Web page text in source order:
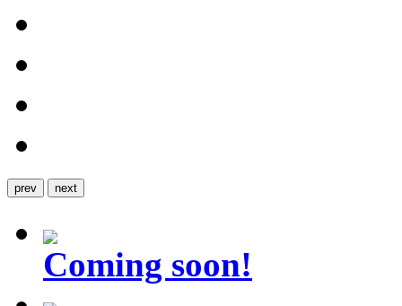
prev next
Coming soon!